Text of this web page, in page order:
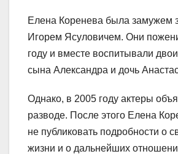
Елена Коренева была замужем
Игорем Ясуловичем. Они
году и вместе воспитывали
сына Александра и дочь
Однако, в 2005 году актеры
разводе. После этого Елена
не публиковать подробности о
жизни и о дальнейших